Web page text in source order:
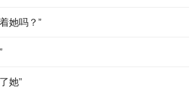
她吗？”
她”